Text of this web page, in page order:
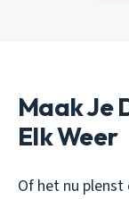
Maak Je
Elk Weer
Of het nu